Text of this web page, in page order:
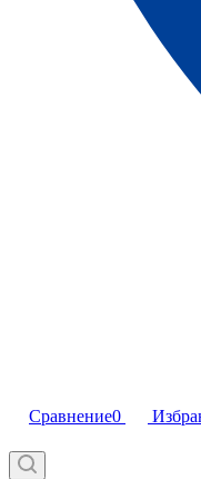
Сравнение0